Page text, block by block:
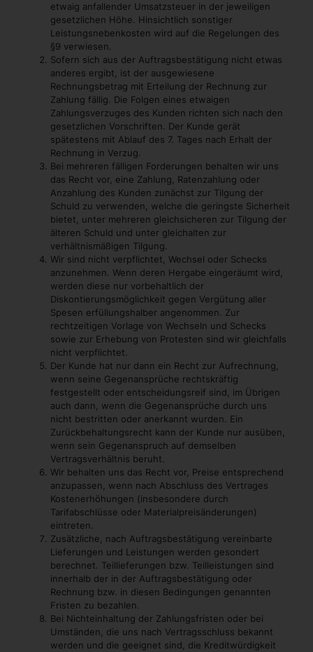
etwaig anfallender Umsatzsteuer in der jeweiligen
gesetzlichen Höhe. Hinsichtlich sonstiger
Leistungsnebenkosten wird auf die Regelungen des
§9 verwiesen.
Sofern sich aus der Auftragsbestätigung nicht etwas
anderes ergibt, ist der ausgewiesene
Rechnungsbetrag mit Erteilung der Rechnung zur
Zahlung fällig. Die Folgen eines etwaigen
Zahlungsverzuges des Kunden richten sich nach den
gesetzlichen Vorschriften. Der Kunde gerät
spätestens mit Ablauf des 7. Tages nach Erhalt der
Rechnung in Verzug.
Bei mehreren fälligen Forderungen behalten wir uns
das Recht vor, eine Zahlung, Ratenzahlung oder
Anzahlung des Kunden zunächst zur Tilgung der
Schuld zu verwenden, welche die geringste Sicherheit
bietet, unter mehreren gleichsicheren zur Tilgung der
älteren Schuld und unter gleichalten zur
verhältnismäßigen Tilgung.
Wir sind nicht verpflichtet, Wechsel oder Schecks
anzunehmen. Wenn deren Hergabe eingeräumt wird,
werden diese nur vorbehaltlich der
Diskontierungsmöglichkeit gegen Vergütung aller
Spesen erfüllungshalber angenommen. Zur
rechtzeitigen Vorlage von Wechseln und Schecks
sowie zur Erhebung von Protesten sind wir gleichfalls
nicht verpflichtet.
Der Kunde hat nur dann ein Recht zur Aufrechnung,
wenn seine Gegenansprüche rechtskräftig
festgestellt oder entscheidungsreif sind, im Übrigen
auch dann, wenn die Gegenansprüche durch uns
nicht bestritten oder anerkannt wurden. Ein
Zurückbehaltungsrecht kann der Kunde nur ausüben,
wenn sein Gegenanspruch auf demselben
Vertragsverhältnis beruht.
Wir behalten uns das Recht vor, Preise entsprechend
anzupassen, wenn nach Abschluss des Vertrages
Kostenerhöhungen (insbesondere durch
Tarifabschlüsse oder Materialpreisänderungen)
eintreten.
Zusätzliche, nach Auftragsbestätigung vereinbarte
Lieferungen und Leistungen werden gesondert
berechnet. Teillieferungen bzw. Teilleistungen sind
innerhalb der in der Auftragsbestätigung oder
Rechnung bzw. in diesen Bedingungen genannten
Fristen zu bezahlen.
Bei Nichteinhaltung der Zahlungsfristen oder bei
Umständen, die uns nach Vertragsschluss bekannt
werden und die geeignet sind, die Kreditwürdigkeit